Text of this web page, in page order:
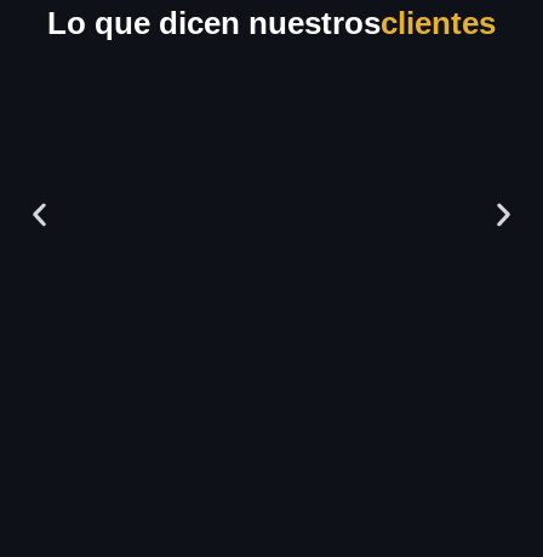
Lo que dicen nuestrosclientes